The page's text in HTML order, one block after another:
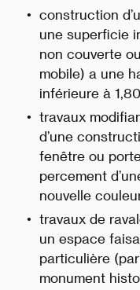
construction
une superficie
non couverte
mobile) a une
inférieure à
travaux
d’une
fenêtre ou
percement
nouvelle
travaux de
un espace
particulière (par
monument